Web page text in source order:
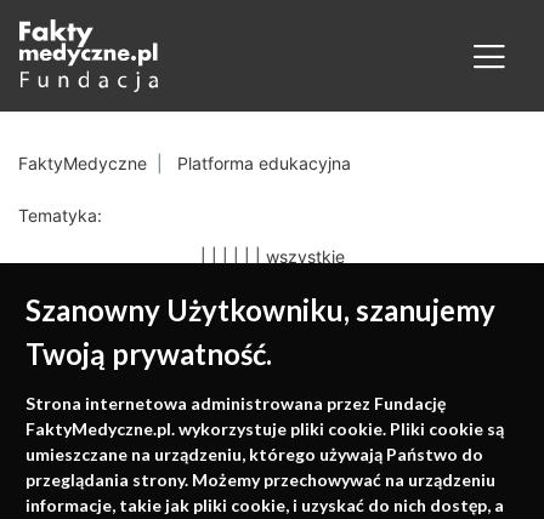
Szanowny Użytkowniku, szanujemy
Twoją prywatność.
Strona internetowa administrowana przez Fundację
FaktyMedyczne.pl. wykorzystuje pliki cookie. Pliki cookie są
umieszczane na urządzeniu, którego używają Państwo do
przeglądania strony. Możemy przechowywać na urządzeniu
informacje, takie jak pliki cookie, i uzyskać do nich dostęp, a
FaktyMedyczne Platforma edukacyjna
Tematyka:
wszystkie
Medycyna oparta na
faktach
Konferencje, szkolenia, e-learning, wydawnictwo